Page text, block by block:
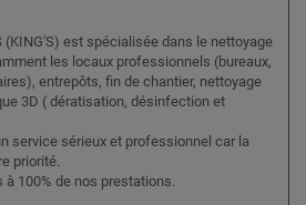
(KING'S) est spécialisée dans le nettoyage
les locaux professionnels (bureaux,
entrepôts, fin de chantier, nettoyage
3D ( dératisation, désinfection et
service sérieux et professionnel car la
priorité.
100% de nos prestations.